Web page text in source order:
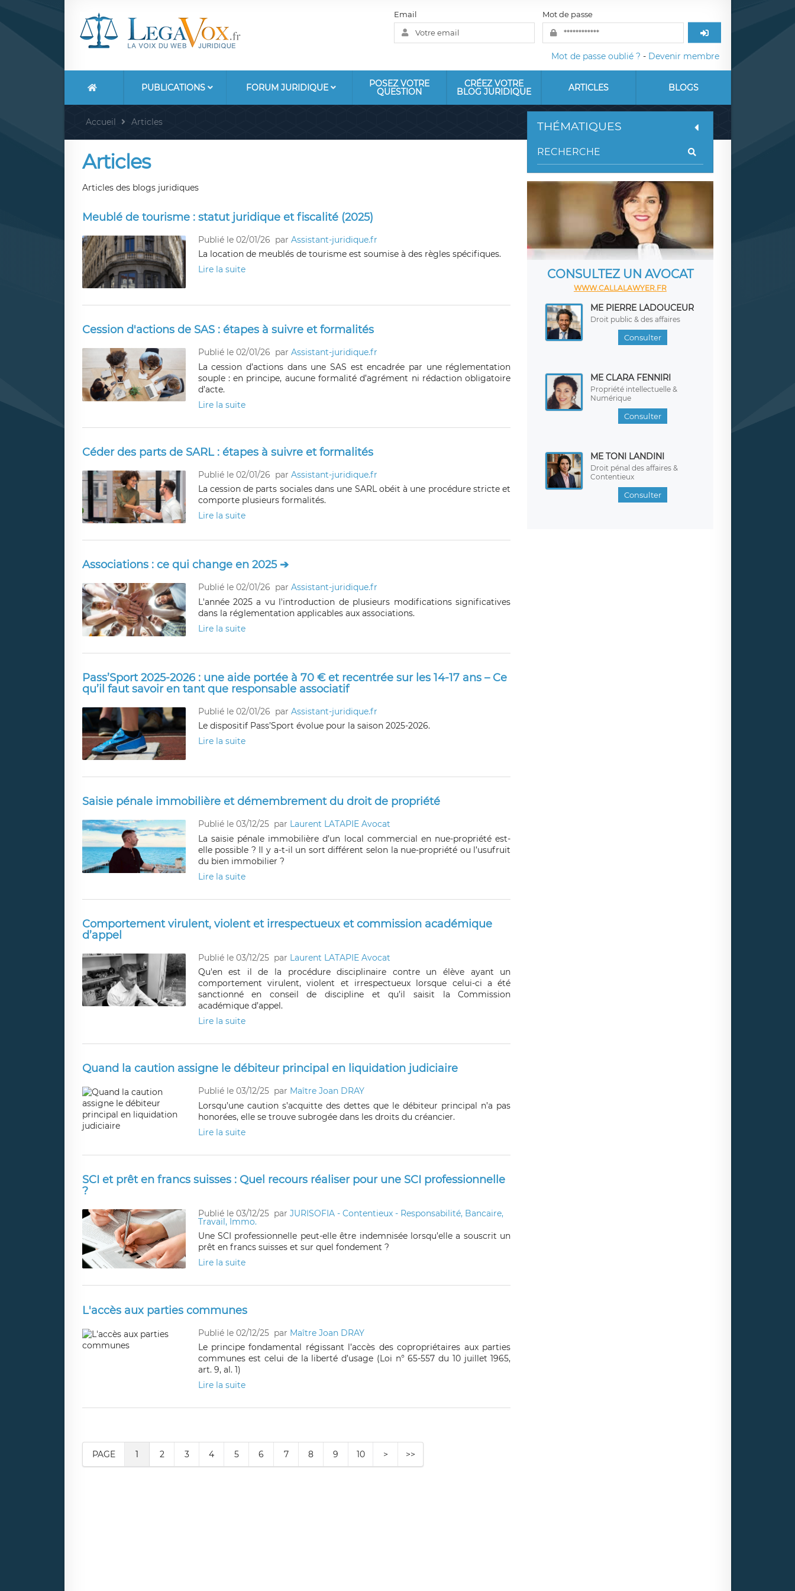
Email Mot de passe
Mot de passe oublié ? - Devenir membre
PUBLICATIONS FORUM JURIDIQUE POSEZ VOTRE
QUESTION
CRÉEZ VOTRE
BLOG JURIDIQUE ARTICLES BLOGS
Accueil Articles
Articles
Articles des blogs juridiques
Meublé de tourisme : statut juridique et fiscalité (2025)
Publié le 02/01/26 par Assistant-juridique.fr
La location de meublés de tourisme est soumise à des règles spécifiques.
Lire la suite
Cession d'actions de SAS : étapes à suivre et formalités
Publié le 02/01/26 par Assistant-juridique.fr
La cession d’actions dans une SAS est encadrée par une réglementation
souple : en principe, aucune formalité d’agrément ni rédaction obligatoire
d’acte.
Lire la suite
Céder des parts de SARL : étapes à suivre et formalités
Publié le 02/01/26 par Assistant-juridique.fr
La cession de parts sociales dans une SARL obéit à une procédure stricte et
comporte plusieurs formalités.
Lire la suite
Associations : ce qui change en 2025 ➔
Publié le 02/01/26 par Assistant-juridique.fr
L'année 2025 a vu l'introduction de plusieurs modifications significatives
dans la réglementation applicables aux associations.
Lire la suite
Pass’Sport 2025-2026 : une aide portée à 70 € et recentrée sur les 14-17 ans – Ce
qu’il faut savoir en tant que responsable associatif
Publié le 02/01/26 par Assistant-juridique.fr
Le dispositif Pass’Sport évolue pour la saison 2025-2026.
Lire la suite
Saisie pénale immobilière et démembrement du droit de propriété
Publié le 03/12/25 par Laurent LATAPIE Avocat
La saisie pénale immobilière d’un local commercial en nue-propriété est-
elle possible ? Il y a-t-il un sort différent selon la nue-propriété ou l’usufruit
du bien immobilier ?
Lire la suite
Comportement virulent, violent et irrespectueux et commission académique
d’appel
Publié le 03/12/25 par Laurent LATAPIE Avocat
Qu'en est il de la procédure disciplinaire contre un élève ayant un
comportement virulent, violent et irrespectueux lorsque celui-ci a été
sanctionné en conseil de discipline et qu’il saisit la Commission
académique d’appel.
Lire la suite
Quand la caution assigne le débiteur principal en liquidation judiciaire
Publié le 03/12/25 par Maître Joan DRAY
Lorsqu’une caution s’acquitte des dettes que le débiteur principal n’a pas
honorées, elle se trouve subrogée dans les droits du créancier.
Lire la suite
SCI et prêt en francs suisses : Quel recours réaliser pour une SCI professionnelle
?
Publié le 03/12/25 par JURISOFIA - Contentieux - Responsabilité, Bancaire,
Travail, Immo.
Une SCI professionnelle peut-elle être indemnisée lorsqu’elle a souscrit un
prêt en francs suisses et sur quel fondement ?
Lire la suite
L'accès aux parties communes
Publié le 02/12/25 par Maître Joan DRAY
Le principe fondamental régissant l’accès des copropriétaires aux parties
communes est celui de la liberté d’usage (Loi n° 65-557 du 10 juillet 1965,
art. 9, al. 1)
Lire la suite
PAGE 1 2 3 4 5 6 7 8 9 10 > >>
THÉMATIQUES
CONSULTEZ UN AVOCAT
WWW.CALLALAWYER.FR
ME PIERRE LADOUCEUR
Droit public & des affaires
Consulter
ME CLARA FENNIRI
Propriété intellectuelle &
Numérique
Consulter
ME TONI LANDINI
Droit pénal des affaires &
Contentieux
Consulter